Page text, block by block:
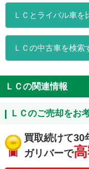
ＬＣとライバル車を
ＬＣの中古車を検索
ＬＣの関連情報
ＬＣのご売却をお
買取続けて30
ガリバーで